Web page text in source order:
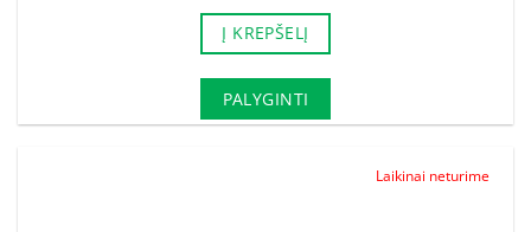
Į KREPŠELĮ
PALYGINTI
Laikinai neturime